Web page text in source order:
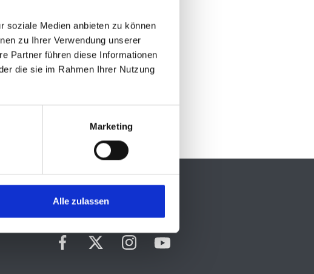
soziale Medien anbieten zu können
zu Ihrer Verwendung unserer
Partner führen diese Informationen
die sie im Rahmen Ihrer Nutzung
Marketing
Alle zulassen
Social Media